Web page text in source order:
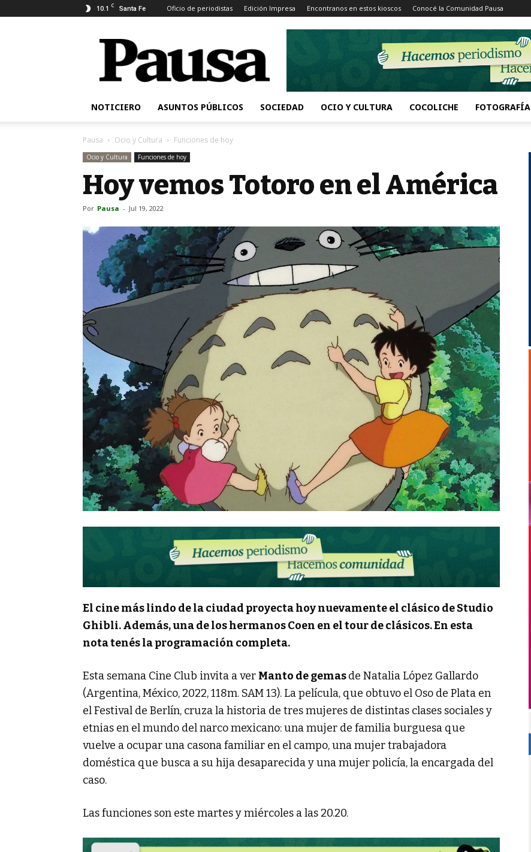
10.1 C Santa Fe Oficio de periodistas Edición Impresa Encontranos en estos kioscos Conocé la Comunidad Pausa
Pausa
NOTICIERO ASUNTOS PÚBLICOS SOCIEDAD OCIO Y CULTURA COCOLICHE FOTOGRAFÍA
Pausa Ocio y Cultura Funciones de hoy
Ocio y Cultura Funciones de hoy
Hoy vemos Totoro en el América
Por Pausa - Jul 19, 2022
El cine más lindo de la ciudad proyecta hoy nuevamente el clásico de Studio
Ghibli. Además, una de los hermanos Coen en el tour de clásicos. En esta
nota tenés la programación completa.
Esta semana Cine Club invita a ver Manto de gemasde Natalia López Gallardo
(Argentina, México, 2022, 118m. SAM 13). La película, que obtuvo el Oso de Plata en
el Festival de Berlín, cruza la historia de tres mujeres de distintas clases sociales y
etnias en el mundo del narco mexicano: una mujer de familia burguesa que
vuelve a ocupar una casona familiar en el campo, una mujer trabajadora
doméstica que busca a su hija desaparecida y una mujer policía, la encargada del
caso.
Las funciones son este martes y miércoles a las 20.20.